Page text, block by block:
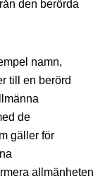
den berörda
namn,
till en berörd
de
gäller för
allmänheten